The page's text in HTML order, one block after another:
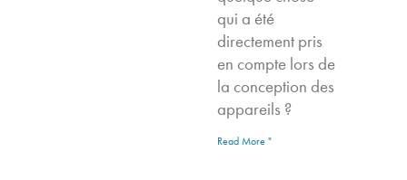
qui a été
directement pris
en compte lors de
la conception des
appareils ?
Read More "